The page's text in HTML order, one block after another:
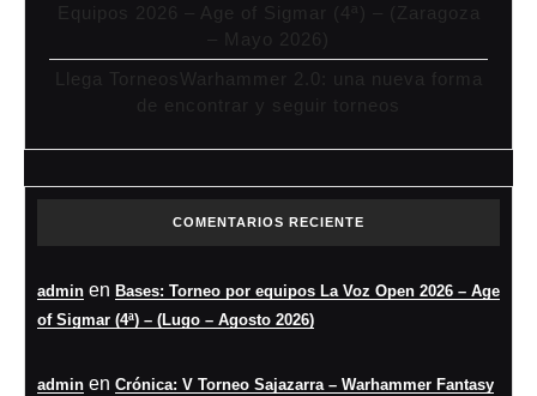
Equipos 2026 – Age of Sigmar (4ª) – (Zaragoza
– Mayo 2026)
Llega TorneosWarhammer 2.0: una nueva forma
de encontrar y seguir torneos
COMENTARIOS RECIENTE
admin en Bases: Torneo por equipos La Voz Open 2026 – Age
of Sigmar (4ª) – (Lugo – Agosto 2026)
admin en Crónica: V Torneo Sajazarra – Warhammer Fantasy